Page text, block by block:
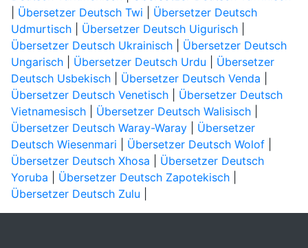
Übersetzer Deutsch Twi
Übersetzer Deutsch
Udmurtisch| Übersetzer Deutsch Uigurisch|
Übersetzer Deutsch Ukrainisch| Übersetzer Deutsch
Ungarisch| Übersetzer Deutsch Urdu
Übersetzer
Deutsch Usbekisch| Übersetzer Deutsch Venda
Übersetzer Deutsch Venetisch| Übersetzer Deutsch
Vietnamesisch| Übersetzer Deutsch Walisisch|
Übersetzer Deutsch Waray-Waray| Übersetzer
Deutsch Wiesenmari
Übersetzer Deutsch Wolof|
Übersetzer Deutsch Xhosa
Übersetzer Deutsch
Yoruba
Übersetzer Deutsch Zapotekisch|
Übersetzer Deutsch Zulu